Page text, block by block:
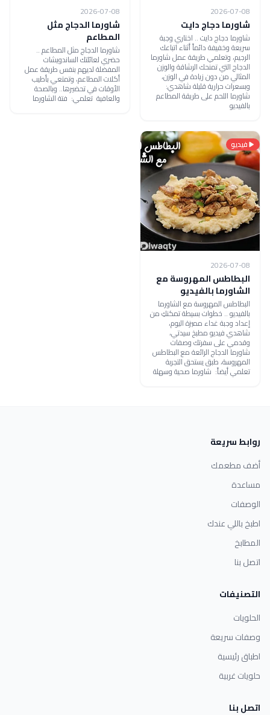
2026-07-08
شاورما دجاج دايت
شاورما دجاج دايت .. اختاري وجبة
سريعة وخفيفة دائماً أثناء اتباعك
الرجيم، وتعلمي طريقة عمل شاورما
الدجاج التي تمنحك الرشاقة والوزن
المثالي من دون زيادة في الوزن،
وبسعرات حرارية قليلة شاهدي:
شاورما اللحم على طريقة المطاعم
بالفيديو
2026-07-08
شاورما الدجاج مثل
المطاعم
شاورما الدجاج مثل المطاعم ..
حضري لعائلتك الساندويشات
المفضلة لديهم بنفس طريقة عمل
أكلات المطاعم، وتمتعي بأطيب
الأوقات في تحضيرها.. وبالصحة
والعافية تعلمي: فتة الشاورما
فيديو
2026-07-08
البطاطس المهروسة مع
الشاورما بالفيديو
البطاطس المهروسة مع الشاورما
بالفيديو .. خطوات بسيطة تمكنكِ من
إعداد وجبة غداء مميزة اليوم،
شاهدي فيديو مطبخ سيدتي،
وقدمي على سفرتك وصفات
شاورما الدجاج الرائعة مع البطاطس
المهروسة، طبق يستحق التجربة
تعلمي أيضاً: شاورما صحية وسهلة
روابط سريعة
أضف مطعمك
مساعدة
الوصفات
اطبخ باللي عندك
المطابخ
اتصل بنا
التصنيفات
الحلويات
وصفات سريعة
اطباق رئيسية
حلويات غربية
اتصل بنا